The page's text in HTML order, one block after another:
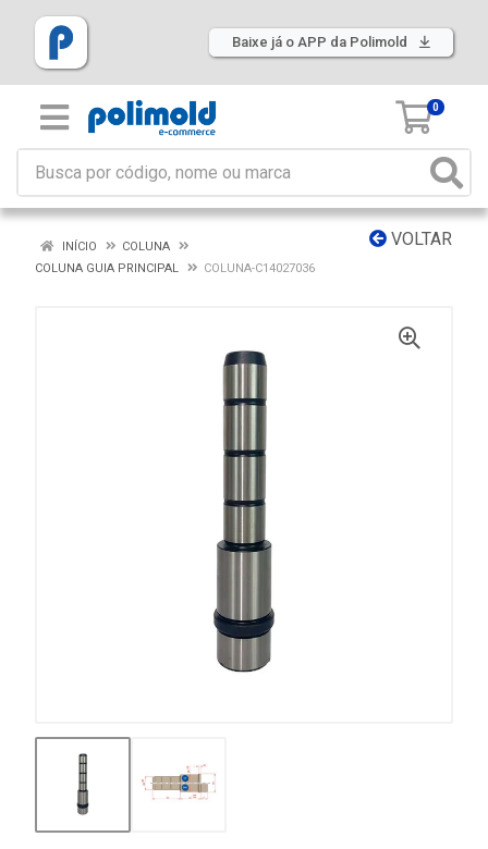
Baixe já o APP da Polimold
0
VOLTAR
INÍCIO
COLUNA
COLUNA GUIA PRINCIPAL
COLUNA-C14027036